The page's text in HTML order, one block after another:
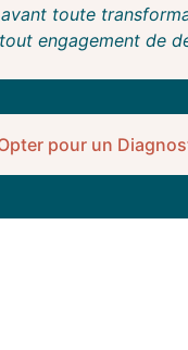
toute
engagement de
pour un